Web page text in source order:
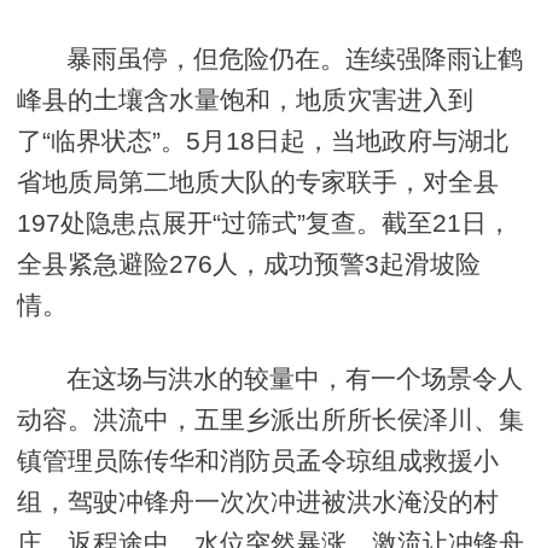
暴雨虽停，但危险仍在。连续强降雨让鹤
峰县的土壤含水量饱和，地质灾害进入到
了“临界状态”。5月18日起，当地政府与湖北
省地质局第二地质大队的专家联手，对全县
197处隐患点展开“过筛式”复查。截至21日，
全县紧急避险276人，成功预警3起滑坡险
情。
在这场与洪水的较量中，有一个场景令人
动容。洪流中，五里乡派出所所长侯泽川、集
镇管理员陈传华和消防员孟令琼组成救援小
组，驾驶冲锋舟一次次冲进被洪水淹没的村